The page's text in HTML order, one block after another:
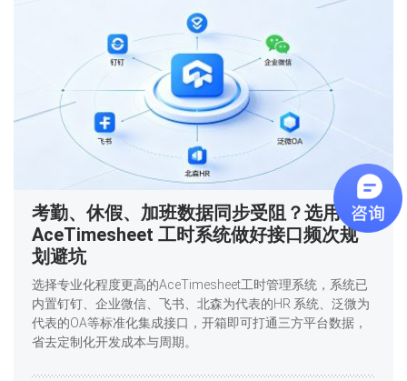
考勤、休假、加班数据同步受阻？选用
AceTimesheet 工时系统做好接口频次规
划避坑
选择专业化程度更高的AceTimesheet工时管理系统，系统已
内置钉钉、企业微信、飞书、北森为代表的HR 系统、泛微为
代表的OA等标准化集成接口，开箱即可打通三方平台数据，
省去定制化开发成本与周期。